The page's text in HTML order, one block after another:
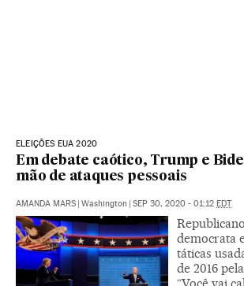
ELEIÇÕES EUA 2020
Em debate caótico, Trump e
mão de ataques pessoais
AMANDA MARS Washington SEP 30, 2020 - 01:12 EDT
democrata
táticas
de 2016